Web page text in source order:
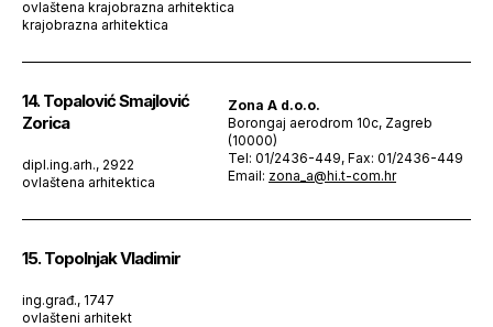
ovlaštena krajobrazna arhitektica
krajobrazna arhitektica
14. Topalović Smajlović
Zorica
dipl.ing.arh., 2922
ovlaštena arhitektica
Zona A d.o.o.
Borongaj aerodrom 10c, Zagreb
(10000)
Tel: 01/2436-449, Fax: 01/2436-449
Email: zona_a@hi.t-com.hr
15. Topolnjak Vladimir
ing.građ., 1747
ovlašteni arhitekt